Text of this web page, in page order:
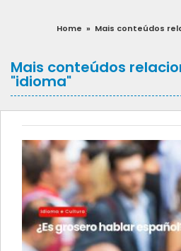
Home » Mais conteúdos
Mais conteúdos
"idioma"